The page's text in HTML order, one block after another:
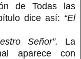
de Todas las
dice así: “El
Señor”.
La
aparece con